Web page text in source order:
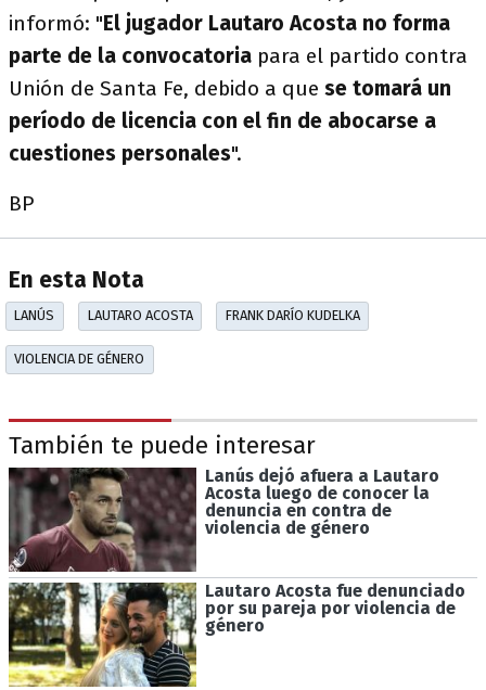
informó: "El jugador Lautaro Acosta no forma
parte de la convocatoria para el partido contra
Unión de Santa Fe, debido a que se tomará un
período de licencia con el fin de abocarse a
cuestiones personales".
BP
En esta Nota
LANÚS LAUTARO ACOSTA FRANK DARÍO KUDELKA
VIOLENCIA DE GÉNERO
También te puede interesar
Lanús dejó afuera a Lautaro
Acosta luego de conocer la
denuncia en contra de
violencia de género
Lautaro Acosta fue denunciado
por su pareja por violencia de
género